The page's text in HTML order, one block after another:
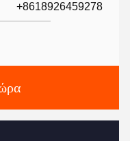
+8618926459278